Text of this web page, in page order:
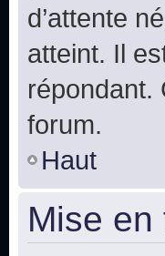
d’attente
atteint. Il
répondant.
forum.
Haut
Mise